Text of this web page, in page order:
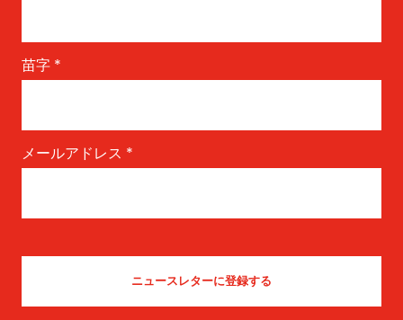
苗字 *
メールアドレス *